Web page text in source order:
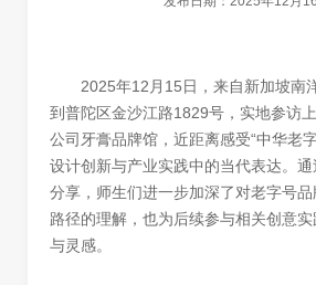
2025年12月15日，来自新加坡南
到普陀区金沙江路1829号，实地参访
公司牙膏品牌馆，近距离感受“中华老
设计创新与产业实践中的当代表达。
分享，师生们进一步加深了对老字号
路径的理解，也为后续参与相关创意
与灵感。